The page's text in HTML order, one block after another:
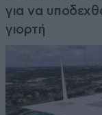
για να
γιορτή